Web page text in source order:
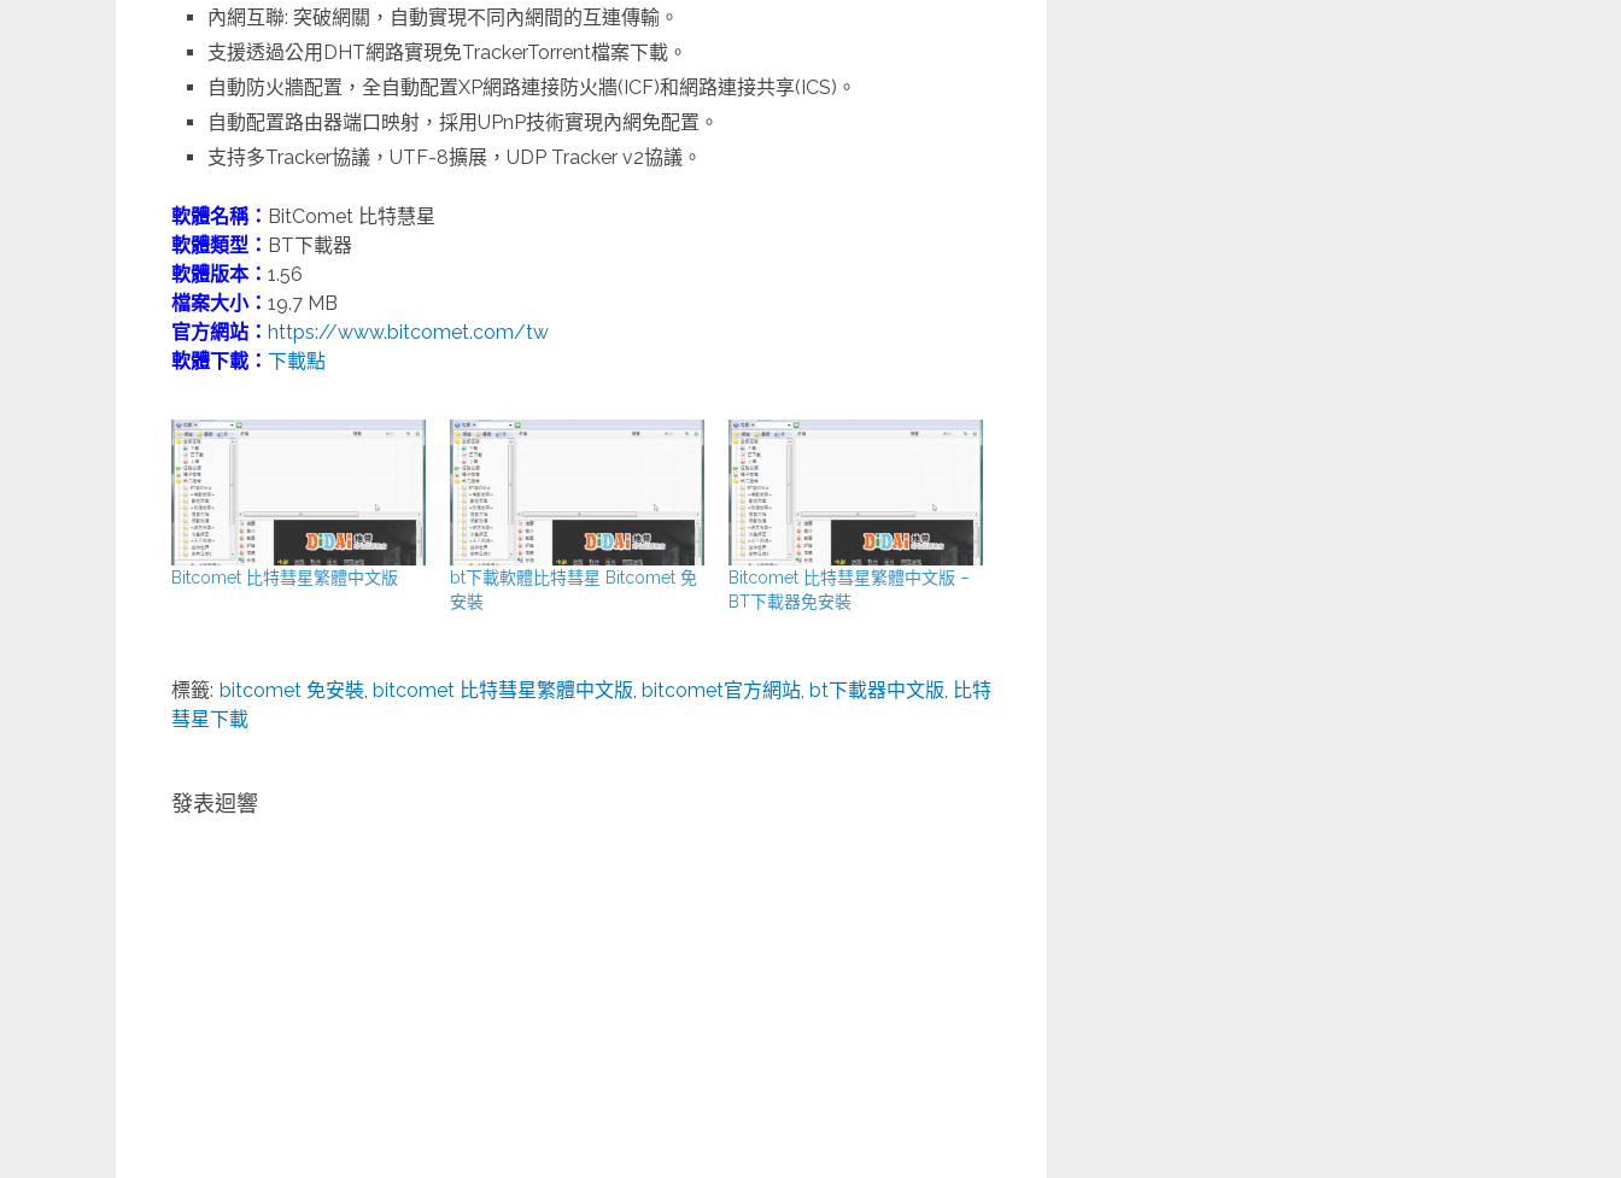
內網互聯: 突破網關，自動實現不同內網間的互連傳輸。
支援透過公用DHT網路實現免TrackerTorrent檔案下載。
自動防火牆配置，全自動配置XP網路連接防火牆(ICF)和網路連接共享(ICS)。
自動配置路由器端口映射，採用UPnP技術實現內網免配置。
支持多Tracker協議，UTF-8擴展，UDP Tracker v2協議。
軟體名稱： BitComet 比特慧星
軟體類型： BT下載器
軟體版本： 1.56
檔案大小： 19.7 MB
官方網站： https://www.bitcomet.com/tw
軟體下載： 下載點
Bitcomet 比特彗星繁體中文版
bt下載軟體比特彗星 Bitcomet 免
安裝
Bitcomet 比特彗星繁體中文版 –
BT下載器免安裝
標籤: bitcomet 免安裝 bitcomet 比特彗星繁體中文版 bitcomet官方網站 bt下載器中文版 比特
彗星下載
發表迴響